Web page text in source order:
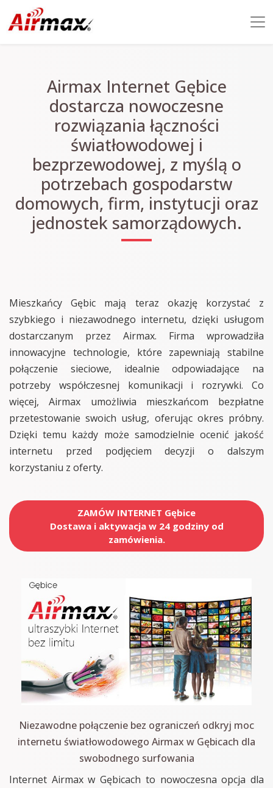
Airmax Internet Gębice
dostarcza nowoczesne
rozwiązania łączności
światłowodowej i
bezprzewodowej, z myślą o
potrzebach gospodarstw
domowych, firm, instytucji oraz
jednostek samorządowych.
Mieszkańcy Gębic mają teraz okazję korzystać z
szybkiego i niezawodnego internetu, dzięki usługom
dostarczanym przez Airmax. Firma wprowadziła
innowacyjne technologie, które zapewniają stabilne
połączenie sieciowe, idealnie odpowiadające na
potrzeby współczesnej komunikacji i rozrywki. Co
więcej, Airmax umożliwia mieszkańcom bezpłatne
przetestowanie swoich usług, oferując okres próbny.
Dzięki temu każdy może samodzielnie ocenić jakość
internetu przed podjęciem decyzji o dalszym
korzystaniu z oferty.
ZAMÓW INTERNET Gębice
Dostawa i aktywacja w 24 godziny od
zamówienia.
Niezawodne połączenie bez ograniczeń odkryj moc
internetu światłowodowego Airmax w Gębicach dla
swobodnego surfowania
Internet Airmax w Gębicach to nowoczesna opcja dla